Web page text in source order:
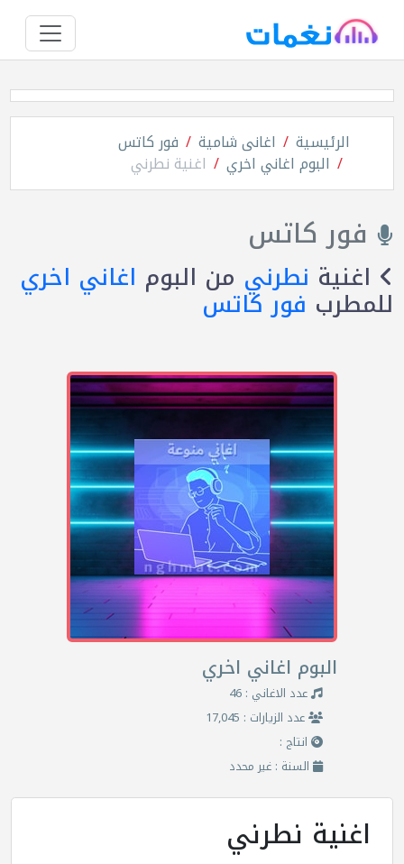
الرئيسية اغانى شامية فور كاتس
البوم اغاني اخري اغنية نطرني
فور كاتس
اغنية نطرني من البوم اغاني اخري
للمطرب فور كاتس
البوم اغاني اخري
عدد الاغاني : 46
عدد الزيارات : 17,045
انتاج :
السنة : غير محدد
اغنية نطرني